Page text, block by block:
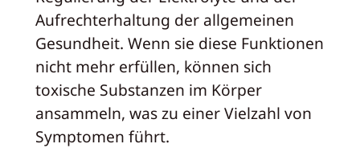
Aufrechterhaltung der allgemeinen
Gesundheit. Wenn sie diese Funktionen
nicht mehr erfüllen, können sich
toxische Substanzen im Körper
ansammeln, was zu einer Vielzahl von
Symptomen führt.